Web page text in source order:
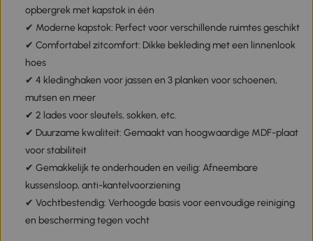
opbergrek met kapstok in één
✔ Moderne kapstok: Perfect voor verschillende ruimtes geschikt
✔ Comfortabel zitcomfort: Dikke bekleding met een linnenlook
hoes
✔ 4 kledinghaken voor jassen en 3 planken voor schoenen,
mutsen en meer
✔ 2 lades voor sleutels, sokken, etc.
✔ Duurzame kwaliteit: Gemaakt van hoogwaardige MDF-plaat
voor stabiliteit
✔ Gemakkelijk te onderhouden en veilig: Afneembare
kussensloop, anti-kantelvoorziening
✔ Vochtbestendig: Verhoogde basis voor eenvoudige reiniging
en bescherming tegen vocht